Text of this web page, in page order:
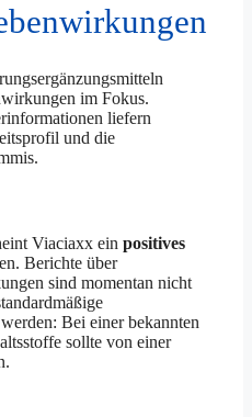
im Fokus.
liefern
und die
Viaciaxx ein positives
Berichte über
sind momentan nicht
Bei einer bekannten
sollte von einer